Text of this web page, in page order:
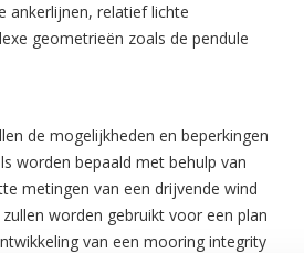
ankerlijnen, relatief lichte
geometrieën zoals de pendule
de mogelijkheden en beperkingen
worden bepaald met behulp van
metingen van een drijvende wind
worden gebruikt voor een plan
van een mooring integrity